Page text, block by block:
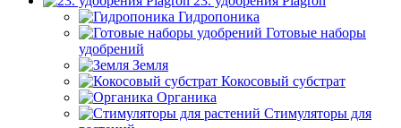
Гидропоника
Готовые наборы
удобрений
Земля
Кокосовый субстрат
Органика
Стимуляторы для